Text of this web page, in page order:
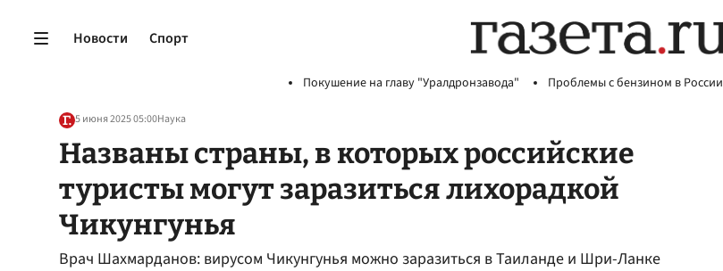
Новости Спорт
Покушение на главу "Уралдронзавода" Проблемы с бензином в России
5 июня 2025 05:00Наука
Названы страны, в которых российские
туристы могут заразиться лихорадкой
Чикунгунья
Врач Шахмарданов: вирусом Чикунгунья можно заразиться в Таиланде и Шри-Ланке